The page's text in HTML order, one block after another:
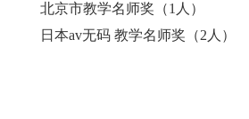
北京市教学名师奖（1 人）
日本av无码 教学名师奖（2 人）